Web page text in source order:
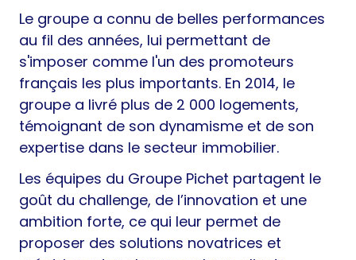
Le groupe a connu de belles performances
au fil des années, lui permettant de
s'imposer comme l'un des promoteurs
français les plus importants. En 2014, le
groupe a livré plus de 2 000 logements,
témoignant de son dynamisme et de son
expertise dans le secteur immobilier.
Les équipes du Groupe Pichet partagent le
goût du challenge, de l’innovation et une
ambition forte, ce qui leur permet de
proposer des solutions novatrices et